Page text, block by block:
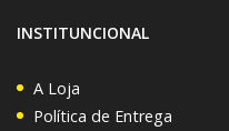
INSTITUNCIONAL
A Loja
Política de Entrega